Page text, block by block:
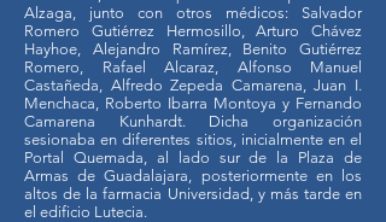
Alzaga, junto con otros médicos: Salvador
Romero Gutiérrez Hermosillo, Arturo Chávez
Hayhoe, Alejandro Ramírez, Benito Gutiérrez
Romero, Rafael Alcaraz, Alfonso Manuel
Castañeda, Alfredo Zepeda Camarena, Juan I.
Menchaca, Roberto Ibarra Montoya y Fernando
Camarena Kunhardt. Dicha organización
sesionaba en diferentes sitios, inicialmente en el
Portal Quemada, al lado sur de la Plaza de
Armas de Guadalajara, posteriormente en los
altos de la farmacia Universidad, y más tarde en
el edificio Lutecia.